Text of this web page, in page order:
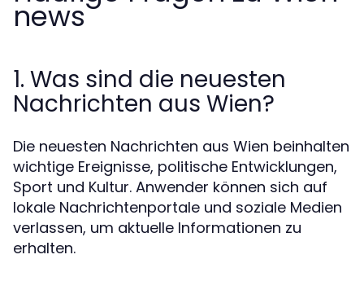
news
1. Was sind die neuesten
Nachrichten aus Wien?
Die neuesten Nachrichten aus Wien beinhalten
wichtige Ereignisse, politische Entwicklungen,
Sport und Kultur. Anwender können sich auf
lokale Nachrichtenportale und soziale Medien
verlassen, um aktuelle Informationen zu
erhalten.